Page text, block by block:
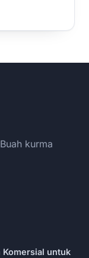
kurma
Komersial untuk